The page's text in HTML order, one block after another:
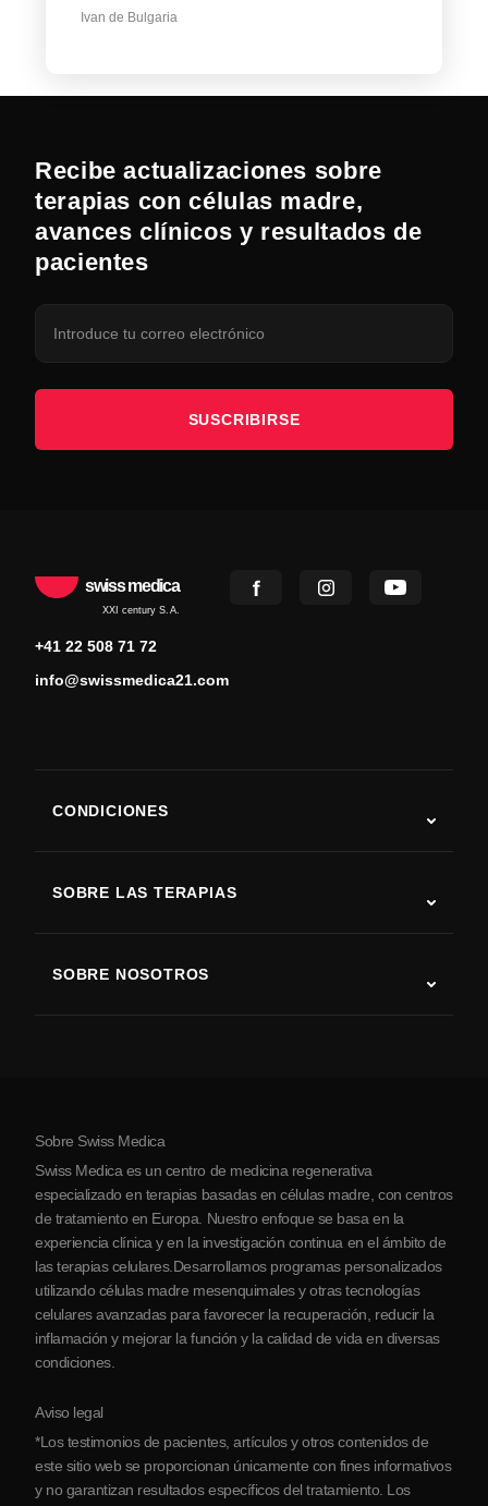
Ivan de Bulgaria
Recibe actualizaciones sobre
terapias con células madre,
avances clínicos y resultados de
pacientes
SUSCRIBIRSE
swiss medica
XXI century S.A.
+41 22 508 71 72
info@swissmedica21.com
CONDICIONES
Enfermedad de Parkinson
Artritis
SOBRE LAS TERAPIAS
SOBRE NOSOTROS
Sobre Serbia
Colaboraciones
Sobre Swiss Medica
Swiss Medica es un centro de medicina regenerativa
especializado en terapias basadas en células madre, con centros
de tratamiento en Europa. Nuestro enfoque se basa en la
experiencia clínica y en la investigación continua en el ámbito de
las terapias celulares.Desarrollamos programas personalizados
utilizando células madre mesenquimales y otras tecnologías
celulares avanzadas para favorecer la recuperación, reducir la
inflamación y mejorar la función y la calidad de vida en diversas
condiciones.
Aviso legal
*Los testimonios de pacientes, artículos y otros contenidos de
este sitio web se proporcionan únicamente con fines informativos
y no garantizan resultados específicos del tratamiento. Los